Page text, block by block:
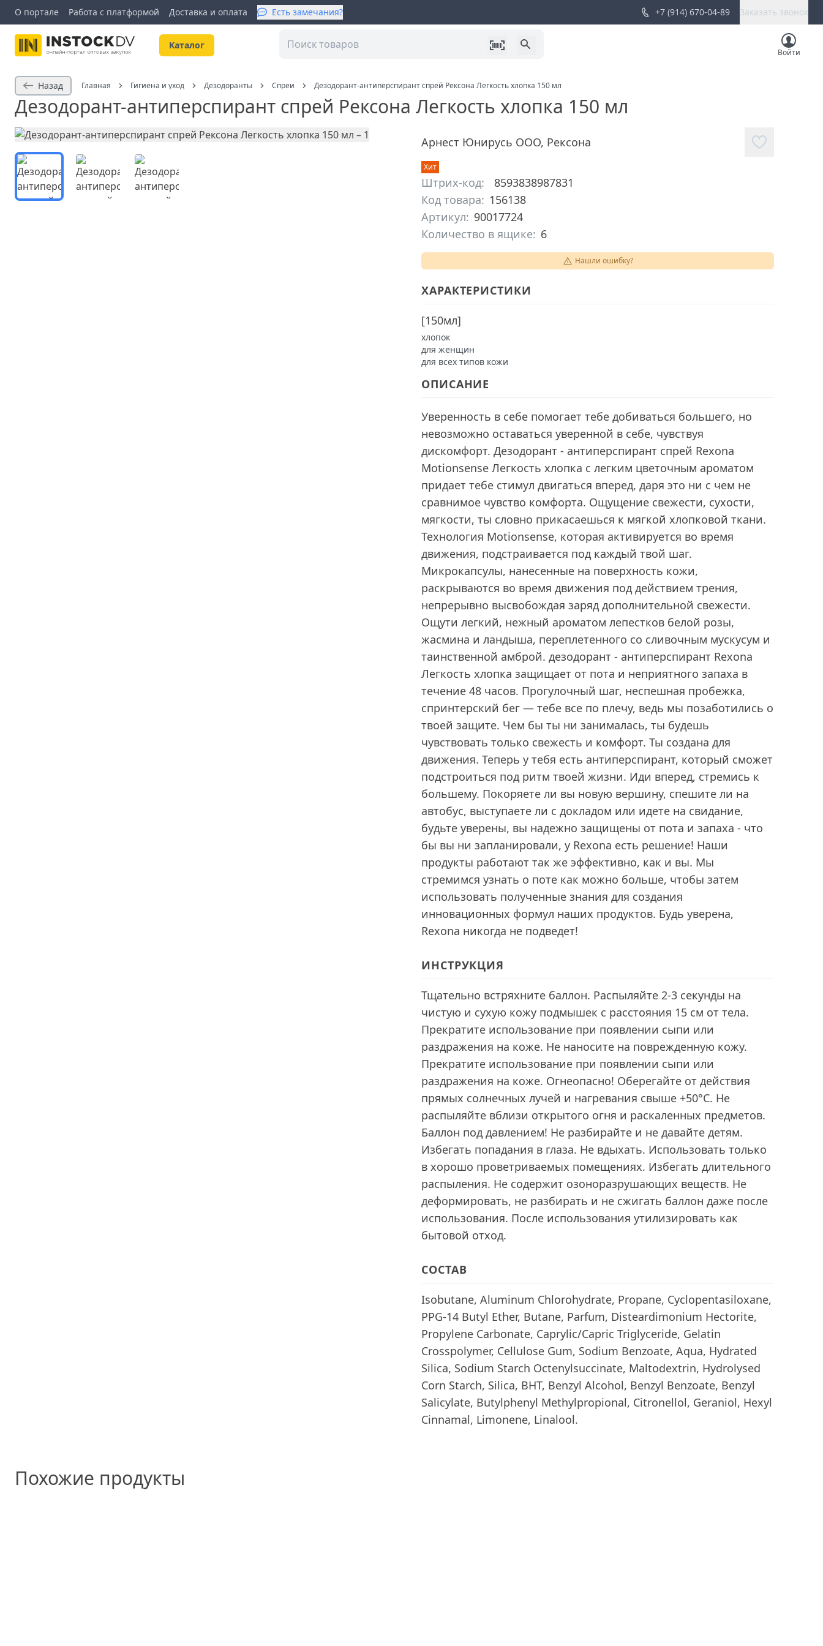
О портале Работа с платформой Доставка и оплата Есть замечания? +7 (914) 670-04-89 Заказать звонок
Kаталог
Войти
Назад Главная Гигиена и уход Дезодоранты Спреи Дезодорант-антиперспирант спрей Рексона Легкость хлопка 150 мл
Дезодорант-антиперспирант спрей Рексона Легкость хлопка 150 мл
Арнест Юнирусь ООО, Рексона
Хит
Штрих-код:
8593838987831
Код товара: 156138
Артикул: 90017724
Количество в ящике: 6
Нашли ошибку?
ХАРАКТЕРИСТИКИ
[150мл]
хлопок
для женщин
для всех типов кожи
ОПИСАНИЕ
Уверенность в себе помогает тебе добиваться большего, но
невозможно оставаться уверенной в себе, чувствуя
дискомфорт. Дезодорант - антиперспирант спрей Rexona
Motionsense Легкость хлопка с легким цветочным ароматом
придает тебе стимул двигаться вперед, даря это ни с чем не
сравнимое чувство комфорта. Ощущение свежести, сухости,
мягкости, ты словно прикасаешься к мягкой хлопковой ткани.
Технология Motionsense, которая активируется во время
движения, подстраивается под каждый твой шаг.
Микрокапсулы, нанесенные на поверхность кожи,
раскрываются во время движения под действием трения,
непрерывно высвобождая заряд дополнительной свежести.
Ощути легкий, нежный ароматом лепестков белой розы,
жасмина и ландыша, переплетенного со сливочным мускусум и
таинственной амброй. дезодорант - антиперспирант Rexona
Легкость хлопка защищает от пота и неприятного запаха в
течение 48 часов. Прогулочный шаг, неспешная пробежка,
спринтерский бег ― тебе все по плечу, ведь мы позаботились о
твоей защите. Чем бы ты ни занималась, ты будешь
чувствовать только свежесть и комфорт. Ты создана для
движения. Теперь у тебя есть антиперспирант, который сможет
подстроиться под ритм твоей жизни. Иди вперед, стремись к
большему. Покоряете ли вы новую вершину, спешите ли на
автобус, выступаете ли с докладом или идете на свидание,
будьте уверены, вы надежно защищены от пота и запаха - что
бы вы ни запланировали, у Rexona есть решение! Наши
продукты работают так же эффективно, как и вы. Мы
стремимся узнать о поте как можно больше, чтобы затем
использовать полученные знания для создания
инновационных формул наших продуктов. Будь уверена,
Rexona никогда не подведет!
ИНСТРУКЦИЯ
Тщательно встряхните баллон. Распыляйте 2-3 секунды на
чистую и сухую кожу подмышек с расстояния 15 см от тела.
Прекратите использование при появлении сыпи или
раздражения на коже. Не наносите на поврежденную кожу.
Прекратите использование при появлении сыпи или
раздражения на коже. Огнеопасно! Оберегайте от действия
прямых солнечных лучей и нагревания свыше +50°С. Не
распыляйте вблизи открытого огня и раскаленных предметов.
Баллон под давлением! Не разбирайте и не давайте детям.
Избегать попадания в глаза. Не вдыхать. Использовать только
в хорошо проветриваемых помещениях. Избегать длительного
распыления. Не содержит озоноразрушающих веществ. Не
деформировать, не разбирать и не сжигать баллон даже после
использования. После использования утилизировать как
бытовой отход.
СОСТАВ
Isobutane, Aluminum Chlorohydrate, Propane, Cyclopentasiloxane,
PPG-14 Butyl Ether, Butane, Parfum, Disteardimonium Hectorite,
Propylene Carbonate, Caprylic/Capric Triglyceride, Gelatin
Crosspolymer, Cellulose Gum, Sodium Benzoate, Aqua, Hydrated
Silica, Sodium Starch Octenylsuccinate, Maltodextrin, Hydrolysed
Corn Starch, Silica, BHT, Benzyl Alcohol, Benzyl Benzoate, Benzyl
Salicylate, Butylphenyl Methylpropional, Citronellol, Geraniol, Hexyl
Cinnamal, Limonene, Linalool.
Похожие продукты